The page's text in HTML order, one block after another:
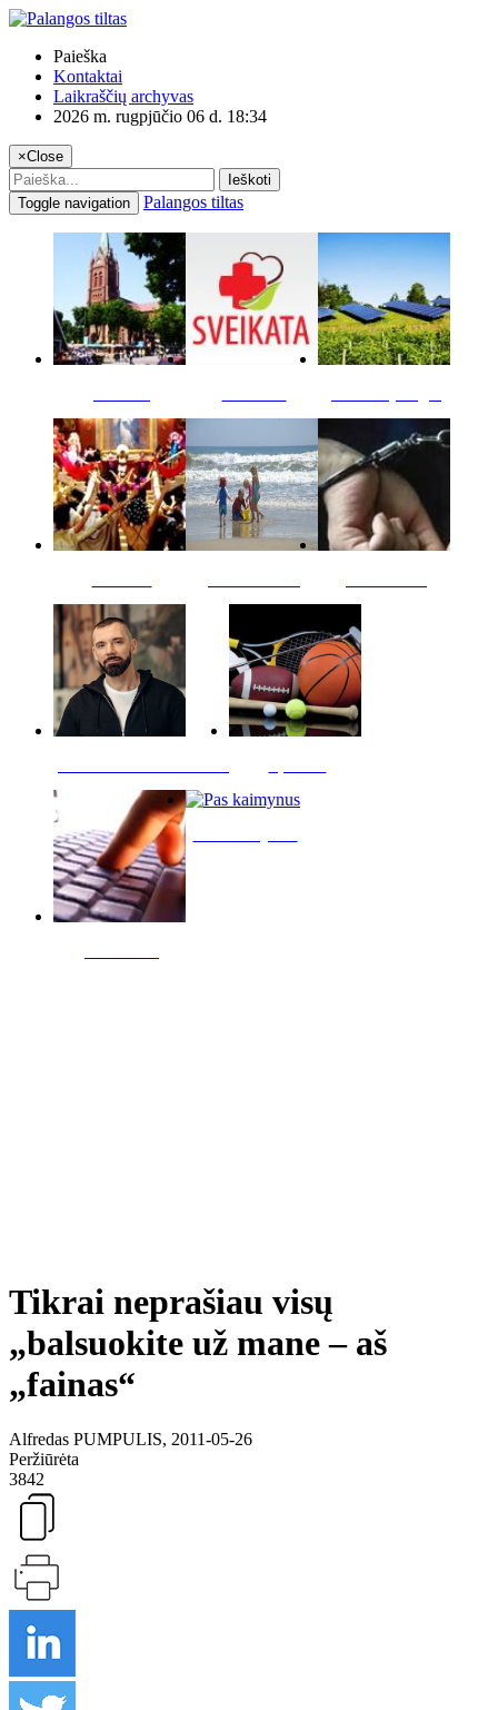
Paieška
Kontaktai
Laikraščių archyvas
2026 m. rugpjūčio 06 d. 18:34
×Close
Ieškoti
Toggle navigation
Palangos tiltas
Tikrai neprašiau visų
„balsuokite už mane – aš
„fainas“
Alfredas PUMPULIS, 2011-05-26
Peržiūrėta
3842